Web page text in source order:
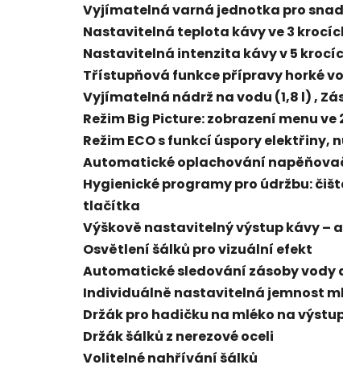
Vyjímatelná varná jednotka pro
Nastavitelná teplota kávy ve 3
Nastavitelná intenzita kávy v 5
Třístupňová funkce přípravy horké
Vyjímatelná nádrž na vodu (1,8 l) ,
Režim Big Picture: zobrazení menu ve
Režim ECO s funkcí úspory
Automatické oplachování
Hygienické programy pro údržbu:
tlačítka
Výškově nastavitelný výstup kávy –
Osvětlení šálků pro vizuální efekt
Automatické sledování zásoby vody
Individuálně nastavitelná jemnost
Držák pro hadičku na mléko na
Držák šálků z nerezové oceli
Volitelné nahřívání šálků